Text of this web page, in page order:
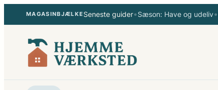
Spring
til
MAGASINBJÆLKE Seneste guider•Sæson: Have og udeliv•